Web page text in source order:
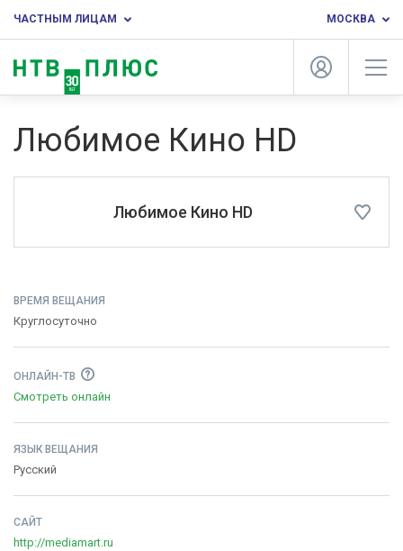
ЧАСТНЫМ ЛИЦАМ МОСКВА
Любимое Кино HD
Любимое Кино HD
ВРЕМЯ ВЕЩАНИЯ
Круглосуточно
ОНЛАЙН-ТВ
Смотреть онлайн
ЯЗЫК ВЕЩАНИЯ
Русский
САЙТ
http://mediamart.ru